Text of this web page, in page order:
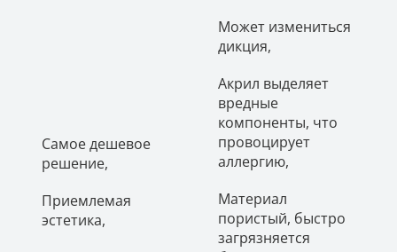
Самое дешевое
решение,
Приемлемая
эстетика,
Может измениться
дикция,
Акрил выделяет
вредные
компоненты, что
провоцирует
аллергию,
Материал
пористый, быстро
загрязняется